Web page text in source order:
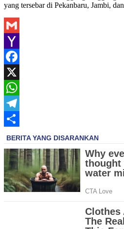
yang tersebar di Pekanbaru, Jambi, dan
Gmail
Yahoo
Mail
Facebook
X
WhatsApp
Telegram
Share